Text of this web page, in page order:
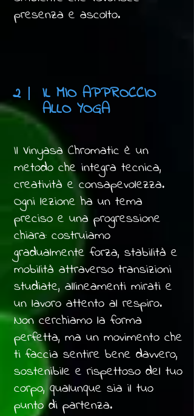
presenza e ascolto.
2 IL MIO APPROCCIO
ALLO YOGA
Il Vinyasa Chromatic è un
metodo che integra tecnica,
creatività e consapevolezza.
Ogni lezione ha un tema
preciso e una progressione
chiara: costruiamo
gradualmente forza, stabilità e
mobilità attraverso transizioni
studiate, allineamenti mirati e
un lavoro attento al respiro.
Non cerchiamo la forma
perfetta, ma un movimento che
ti faccia sentire bene davvero,
sostenibile e rispettoso del tuo
corpo, qualunque sia il tuo
punto di partenza.